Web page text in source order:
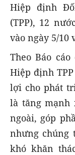
Hiệp định
(TPP), 12
vào ngày 5/10
Theo Báo
Hiệp định
lợi cho phát
là tăng mạnh
ngoài, góp
nhưng chúng
khó khăn